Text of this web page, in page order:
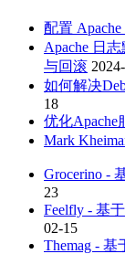
配置
Apache 日
与回滚
如何解决
18
优化Apache
Mark
Grocerino -
23
Feelfly - 基
02-15
Themag -